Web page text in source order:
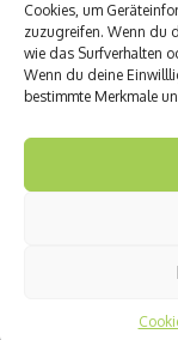
Cookies, um
zuzugreifen. Wenn du
wie das Surfverhalten
Wenn du deine
bestimmte Merkmale